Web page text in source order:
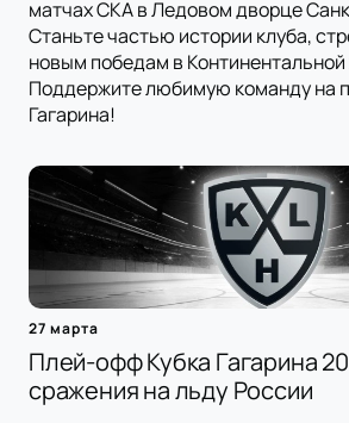
матчах СКА в Ледовом дворце
Станьте частью истории клуба,
новым победам в Континентальной
Поддержите любимую команду на
Гагарина!
27 марта
Плей-офф Кубка Гагарина
сражения на льду России